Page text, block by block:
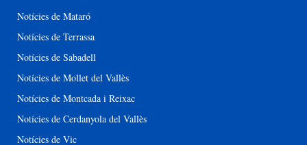
Notícies de Mataró
Notícies de Terrassa
Notícies de Sabadell
Notícies de Mollet del Vallès
Notícies de Montcada i Reixac
Notícies de Cerdanyola del Vallès
Notícies de Vic